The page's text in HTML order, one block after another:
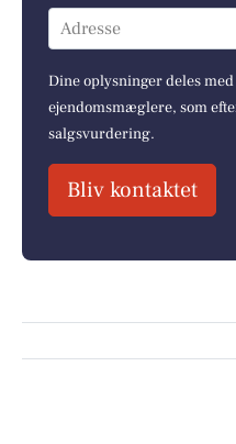
Adresse
Dine oplysninger deles
ejendomsmæglere, som
salgsvurdering.
Bliv kontaktet